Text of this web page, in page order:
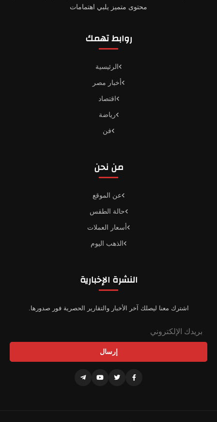
محتوى متميز يلبي اهتمامات
روابط تهمك
الرئيسية
أخبار مصر
اقتصاد
رياضة
فن
من نحن
عن الموقع
حالة الطقس
أسعار العملات
الذهب اليوم
النشرة الإخبارية
اشترك معنا ليصلك آخر الأخبار والتقارير الحصرية فور صدورها.
إرسال